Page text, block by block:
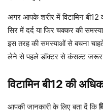
अगर आपके शरीर में विटामिन बी12
सिर में दर्द या फिर चक्कर की
इस तरह की समस्याओं से बचना
लेने से पहले डॉक्टर से कंसल्ट जरूर
विटामिन बी12 की
आपकी जानकारी के लिए बता दें कि